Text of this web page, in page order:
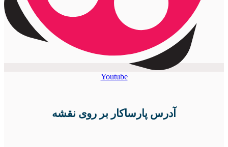
Youtube
آدرس پارساکار بر روی نقشه